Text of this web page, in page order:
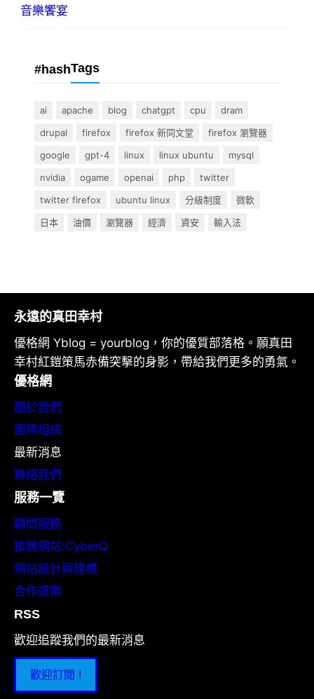
音樂饗宴
#hashTags
ai apache blog chatgpt cpu
dram
drupal
firefox firefox 新同文堂
firefox 瀏覽器
google
gpt-4 linux linux ubuntu
mysql
nvidia
ogame openai php
twitter
twitter firefox
ubuntu linux 分級制度
微軟
日本
油價 瀏覽器 經濟 資安 輸入法
永遠的真田幸村
優格網 Yblog = yourblog，你的優質部落格。願真田
幸村紅鎧策馬赤備突擊的身影，帶給我們更多的勇氣。
優格網
關於我們
團隊組成
最新消息
聯絡我們
服務一覽
顧問服務
推薦網站:CyberQ
網站設計與建構
合作提案
RSS
歡迎追蹤我們的最新消息
歡迎訂閱 !